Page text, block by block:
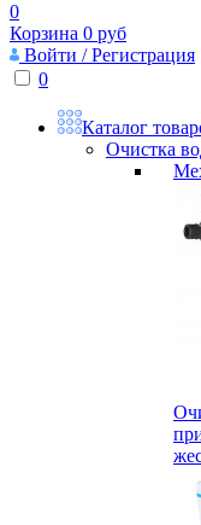
0
Корзина 0 руб
Войти / Регистрация
0
Каталог
Очистка